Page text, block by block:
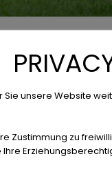
Sie unsere Website
Zustimmung zu